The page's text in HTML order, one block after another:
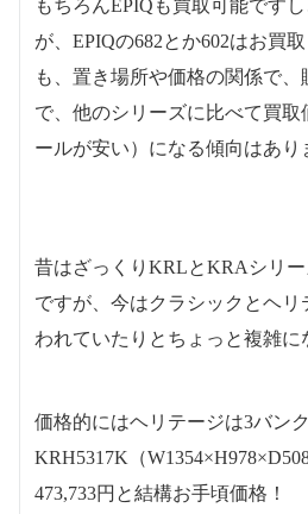
もちろんEPIQも買取可能です
が、EPIQの682とか602はお買
も、置き場所や価格の関係で
で、他のシリーズに比べて買
ールが安い）になる傾向はあり
昔はざっくりKRLとKRAシリ
ですが、今はクラシックとヘ
われていたりとちょっと複雑に
価格的にはヘリテージは3バン
KRH5317K（
473,733円と結構お手頃価格！